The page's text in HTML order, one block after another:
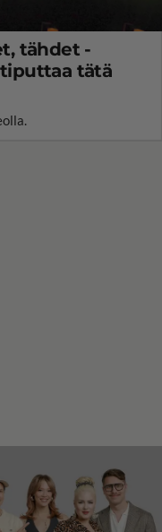
tähdet -
tätä